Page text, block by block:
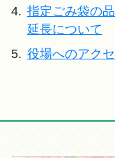
4. 指定ごみ袋の
延長について
5. 役場へのアク